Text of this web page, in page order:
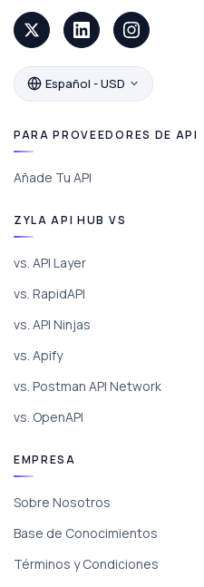
Español - USD
PARA PROVEEDORES DE API
Añade Tu API
ZYLA API HUB VS
vs. API Layer
vs. RapidAPI
vs. API Ninjas
vs. Apify
vs. Postman API Network
vs. OpenAPI
EMPRESA
Sobre Nosotros
Base de Conocimientos
Términos y Condiciones